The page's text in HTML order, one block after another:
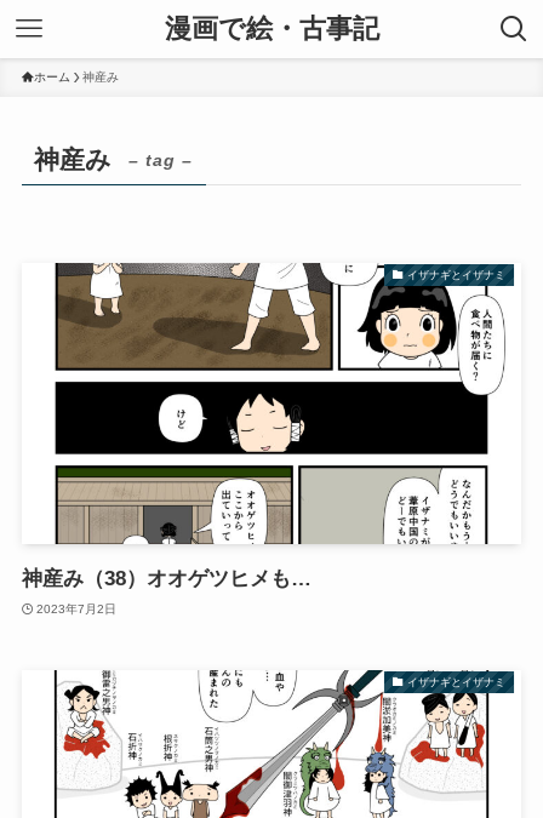
漫画で絵・古事記
ホーム 神産み
神産み – tag –
イザナギとイザナミ
神産み（38）オオゲツヒメも…
2023年7月2日
イザナギとイザナミ